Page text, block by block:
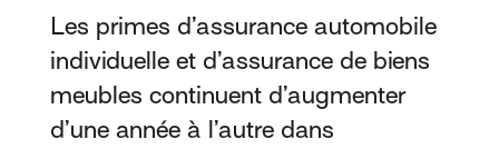
Les primes d’assurance automobile
individuelle et d’assurance de biens
meubles continuent d’augmenter
d’une année à l’autre dans